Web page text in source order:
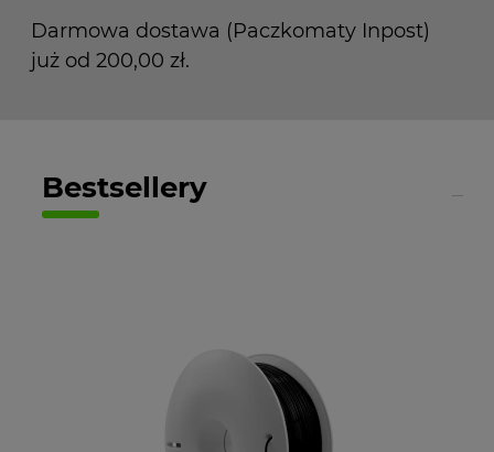
Darmowa dostawa (Paczkomaty Inpost)
już od 200,00 zł.
Bestsellery